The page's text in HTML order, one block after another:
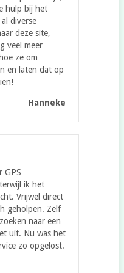
hulp bij het
diverse
deze site,
veel meer
ze om
en laten dat op
Hanneke
GPS
ik het
Vrijwel direct
geholpen. Zelf
naar een
uit. Nu was het
zo opgelost.